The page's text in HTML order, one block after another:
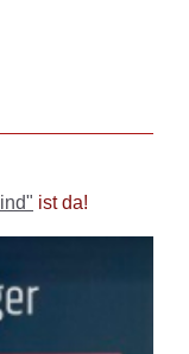
ist da!